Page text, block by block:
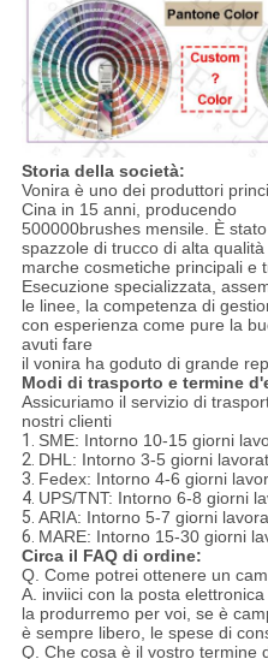
Storia della società:
Vonira è uno dei produttori
Cina in 15 anni, producendo
500000brushes mensile. È
spazzole di trucco di alta
marche cosmetiche principali e
Esecuzione specializzata,
le linee, la competenza di
con esperienza come pure la
avuti fare
il vonira ha goduto di grande
Modi di trasporto e termine
Assicuriamo il servizio di
nostri clienti
1. SME: Intorno 10-15 giorni
2. DHL: Intorno 3-5 giorni
3. Fedex: Intorno 4-6 giorni
4. UPS/TNT: Intorno 6-8 giorni
5. ARIA: Intorno 5-7 giorni
6. MARE: Intorno 15-30 giorni
Circa il FAQ di ordine:
Q. Come potrei ottenere un
A. inviici con la posta
la produrremo per voi, se è
è sempre libero, le spese di
Q. Che cosa è il vostro termine